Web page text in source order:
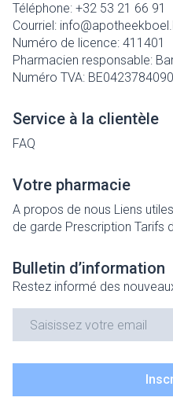
Téléphone: +32 53 21 66 91
Courriel: info@
Numéro de licence: 411401
Pharmacien responsable:
Numéro TVA: BE0423784090
Service à la clientèle
FAQ
Votre pharmacie
A propos de nous Liens utiles
de garde Prescription Tarifs
Bulletin d’information
Restez informé des